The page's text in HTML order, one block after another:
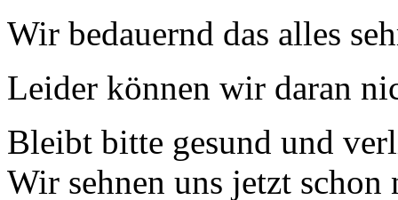
Wir bedauernd das alles
Leider können wir daran
Bleibt bitte gesund und
Wir sehnen uns jetzt